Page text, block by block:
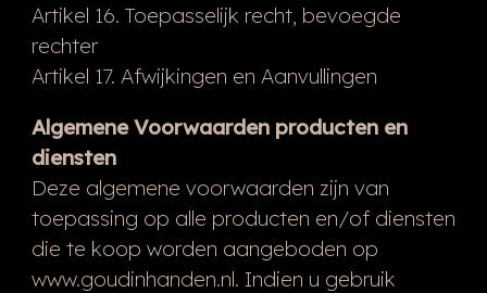
Artikel 16. Toepasselijk recht, bevoegde
rechter
Artikel 17. Afwijkingen en Aanvullingen
Algemene Voorwaarden producten en
diensten
Deze algemene voorwaarden zijn van
toepassing op alle producten en/of diensten
die te koop worden aangeboden op
www.goudinhanden.nl. Indien u gebruik